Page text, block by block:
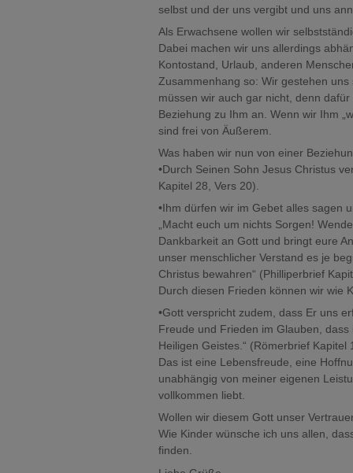
selbst und der uns vergibt und uns
Als Erwachsene wollen wir
Dabei machen wir uns allerdings
Kontostand, Urlaub, anderen
Zusammenhang so: Wir gestehen
müssen wir auch gar nicht, denn
Beziehung zu Ihm an. Wenn wir Ihm
sind frei von Äußerem.
Was haben wir nun von einer
•Durch Seinen Sohn Jesus Christus
Kapitel 28, Vers 20).
•Ihm dürfen wir im Gebet alles sagen
„Macht euch um nichts Sorgen!
Dankbarkeit an Gott und bringt eure
unser menschlicher Verstand es je
Christus bewahren“ (Philliperbrief
Durch diesen Frieden können wir wie
•Gott verspricht zudem, dass Er uns
Freude und Frieden im Glauben,
Heiligen Geistes.“ (Römerbrief Kapitel
Das ist eine Lebensfreude, eine
unabhängig von meiner eigenen
vollkommen liebt.
Wollen wir diesem Gott unser
Wie Kinder wünsche ich uns allen,
finden.